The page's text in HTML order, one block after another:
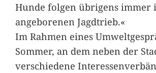
Hunde folgen übrigens immer
angeborenen Jagdtrieb.«
Im Rahmen eines
Sommer, an dem neben der
verschiedene